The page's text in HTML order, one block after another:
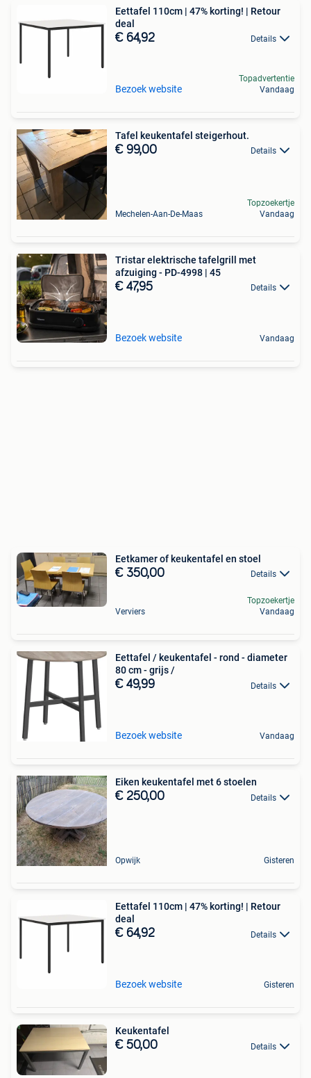
Eettafel 110cm | 47% korting! | Retour
deal
€ 64,92 Details
Bezoek website
Topadvertentie
Vandaag
Tafel keukentafel steigerhout.
€ 99,00 Details
Mechelen-Aan-De-Maas
Topzoekertje
Vandaag
Tristar elektrische tafelgrill met
afzuiging - PD-4998 | 45
€ 47,95 Details
Bezoek website Vandaag
Eetkamer of keukentafel en stoel
€ 350,00 Details
Verviers
Topzoekertje
Vandaag
Eettafel / keukentafel - rond - diameter
80 cm - grijs /
€ 49,99 Details
Bezoek website Vandaag
Eiken keukentafel met 6 stoelen
€ 250,00 Details
Opwijk Gisteren
Eettafel 110cm | 47% korting! | Retour
deal
€ 64,92 Details
Bezoek website Gisteren
Keukentafel
€ 50,00 Details